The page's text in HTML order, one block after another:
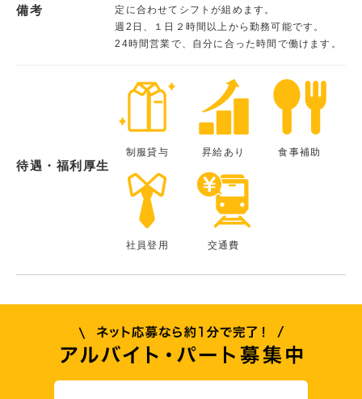
備考
定に合わせてシフトが組めます。
週2日、１日２時間以上から勤務可能です。
24時間営業で、自分に合った時間で働けます。
待遇・福利厚生
制服貸与 昇給あり 食事補助
社員登用 交通費